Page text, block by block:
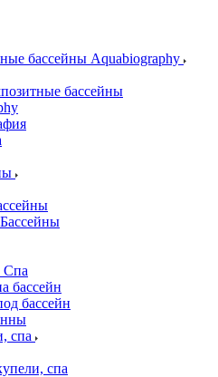
бассейны Aquabiography
бассейны
Спа
бассейн
бассейн
спа
спа